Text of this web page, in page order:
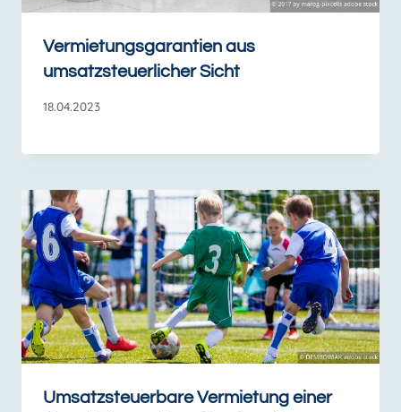
Vermietungsgarantien aus
umsatzsteuerlicher Sicht
18.04.2023
Umsatzsteuerbare Vermietung einer